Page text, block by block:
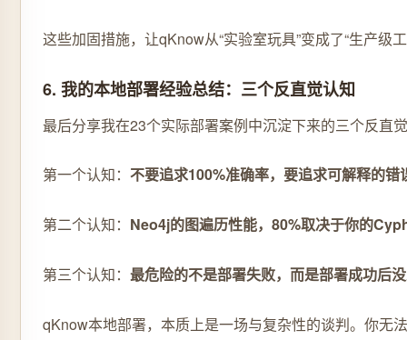
这些加固措施，让qKnow从“实验室玩具”变成了“生产
6. 我的本地部署经验总结：三个反直觉认知
最后分享我在23个实际部署案例中沉淀下来的三个反直
第一个认知： 不要追求100%准确率，要追求可解释的错
第二个认知： Neo4j的图遍历性能，80%取决于你的
第三个认知： 最危险的不是部署失败，而是部署成功后
qKnow本地部署，本质上是一场与复杂性的谈判。你无